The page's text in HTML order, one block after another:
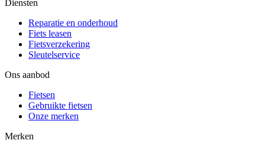
Diensten
Reparatie en onderhoud
Fiets leasen
Fietsverzekering
Sleutelservice
Ons aanbod
Fietsen
Gebruikte fietsen
Onze merken
Merken